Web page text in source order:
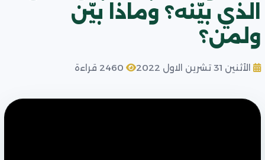
الذي بيّنه؟ وماذا بيّن
ولمن؟
الأثنين 31 تشرين الاول 2022